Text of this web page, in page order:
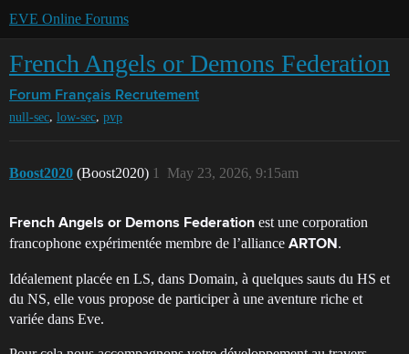
EVE Online Forums
French Angels or Demons Federation
Forum Français Recrutement
null-sec, low-sec, pvp
Boost2020 (Boost2020) May 23, 2026, 9:15am
1
French Angels or Demons Federation est une corporation
francophone expérimentée membre de l’alliance ARTON.
Idéalement placée en LS, dans Domain, à quelques sauts du HS et
du NS, elle vous propose de participer à une aventure riche et
variée dans Eve.